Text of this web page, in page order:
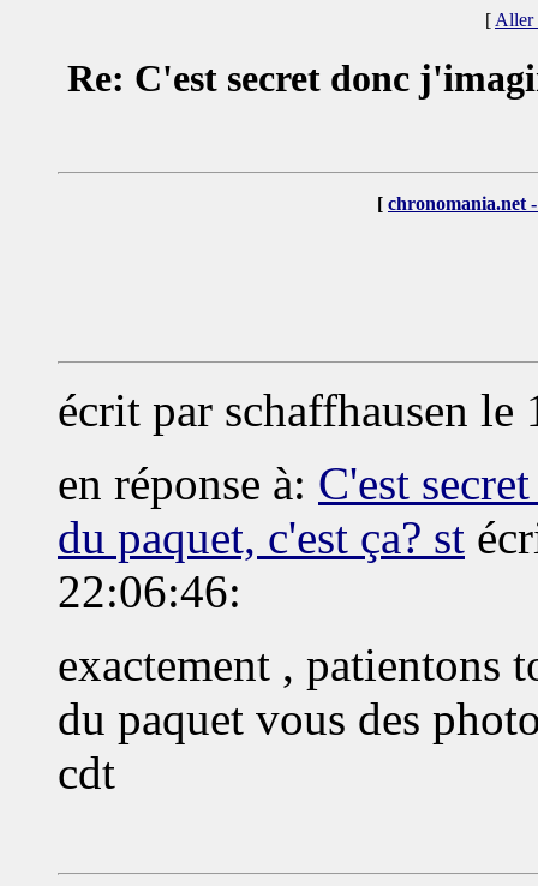
[ Aller
Re: C'est secret donc
[ chronomania.net
écrit par schaffhausen
en réponse à: C'est
du paquet, c'est ça? st
22:06:46:
exactement , patientons
du paquet vous des
cdt